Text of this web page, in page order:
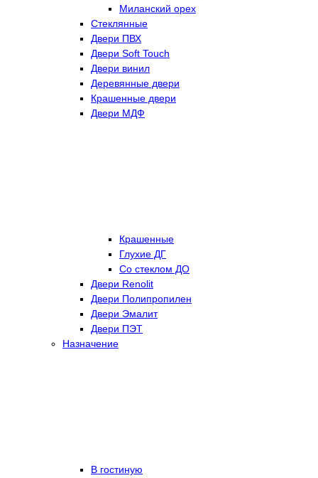
Миланский орех
Стеклянные
Двери ПВХ
Двери Soft Touch
Двери винил
Деревянные двери
Крашенные двери
Двери МДФ
Крашенные
Глухие ДГ
Со стеклом ДО
Двери Renolit
Двери Полипропилен
Двери Эмалит
Двери ПЭТ
Назначение
В гостиную